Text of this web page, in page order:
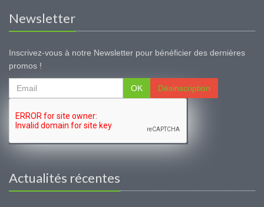
Newsletter
Inscrivez-vous à notre Newsletter pour bénéficier des dernières
promos !
OK Désinscription
Actualités récentes